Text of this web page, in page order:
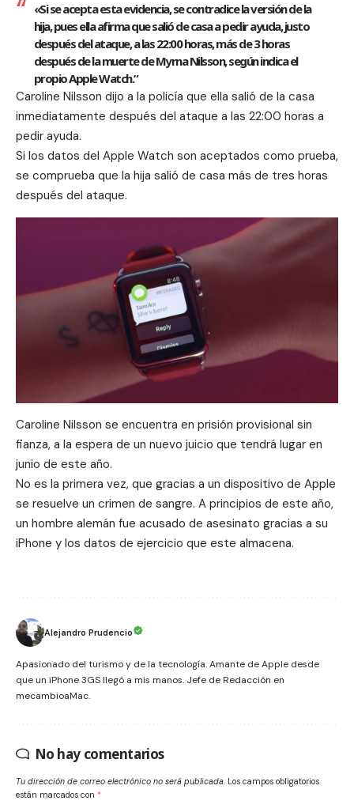
«Si se acepta esta evidencia, se contradice la versión de la
hija, pues ella afirma que salió de casa a pedir ayuda, justo
después del ataque, a las 22:00 horas, más de 3 horas
después de la muerte de Myrna Nilsson, según indica el
propio Apple Watch.”
Caroline Nilsson dijo a la policía que ella salió de la casa
inmediatamente después del ataque a las 22:00 horas a
pedir ayuda.
Si los datos del Apple Watch son aceptados como prueba,
se comprueba que la hija salió de casa más de tres horas
después del ataque.
Caroline Nilsson se encuentra en prisión provisional sin
fianza, a la espera de un nuevo juicio que tendrá lugar en
junio de este año.
No es la primera vez, que gracias a un dispositivo de Apple
se resuelve un crimen de sangre. A principios de este año,
un hombre alemán fue acusado de asesinato gracias a su
iPhone y los datos de ejercicio que este almacena.
Alejandro Prudencio
Apasionado del turismo y de la tecnología. Amante de Apple desde
que un iPhone 3GS llegó a mis manos. Jefe de Redacción en
mecambioaMac.
No hay comentarios
Tu dirección de correo electrónico no será publicada. Los campos obligatorios
están marcados con *